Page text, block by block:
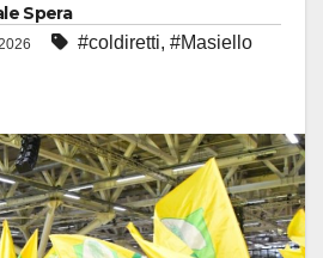
Spera
#coldiretti, #Masiello